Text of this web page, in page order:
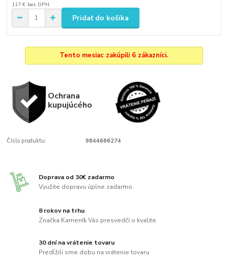
117 € bez DPH
Pridať do košíka
Tento mesiac zakúpili 6 zákazníci.
Ochrana
kupujúcého
Číslo produktu: 9844666274
Doprava od 30€ zadarmo
Využite dopravu úplne zadarmo
8 rokov na trhu
Značka Kameník Vás presvedčí o kvalite
30 dní na vrátenie tovaru
Predĺžili sme dobu na vrátenie tovaru